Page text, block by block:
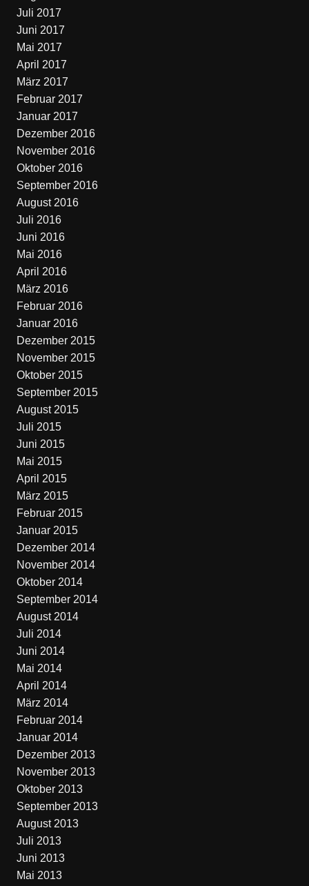
Juli 2017
Juni 2017
Mai 2017
April 2017
März 2017
Februar 2017
Januar 2017
Dezember 2016
November 2016
Oktober 2016
September 2016
August 2016
Juli 2016
Juni 2016
Mai 2016
April 2016
März 2016
Februar 2016
Januar 2016
Dezember 2015
November 2015
Oktober 2015
September 2015
August 2015
Juli 2015
Juni 2015
Mai 2015
April 2015
März 2015
Februar 2015
Januar 2015
Dezember 2014
November 2014
Oktober 2014
September 2014
August 2014
Juli 2014
Juni 2014
Mai 2014
April 2014
März 2014
Februar 2014
Januar 2014
Dezember 2013
November 2013
Oktober 2013
September 2013
August 2013
Juli 2013
Juni 2013
Mai 2013